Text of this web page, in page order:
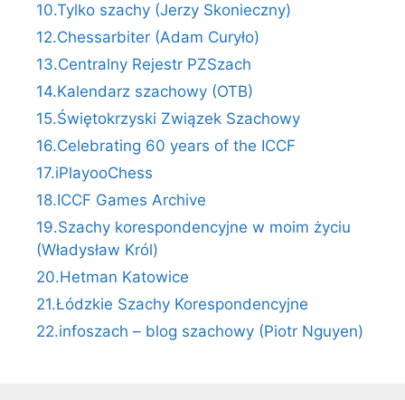
10.Tylko szachy (Jerzy Skonieczny)
12.Chessarbiter (Adam Curyło)
13.Centralny Rejestr PZSzach
14.Kalendarz szachowy (OTB)
15.Świętokrzyski Związek Szachowy
16.Celebrating 60 years of the ICCF
17.iPlayooChess
18.ICCF Games Archive
19.Szachy korespondencyjne w moim życiu
(Władysław Król)
20.Hetman Katowice
21.Łódzkie Szachy Korespondencyjne
22.infoszach – blog szachowy (Piotr Nguyen)